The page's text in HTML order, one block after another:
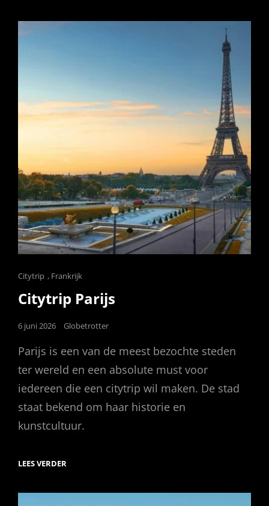
CULTUUR
Cat
Links
Citytrip , Frankrijk
Citytrip Parijs
Posted
6 juni 2026 Globetrotter
Parijs is een van de meest bezochte steden
ter wereld en een absolute must voor
iedereen die een citytrip wil maken. De stad
staat bekend om haar historie en
kunstcultuur.
LEES VERDER